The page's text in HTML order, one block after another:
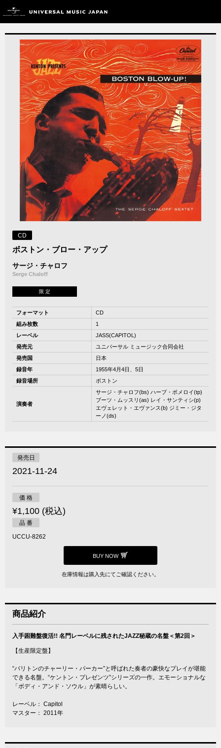
CD
ボストン・ブロー・アップ
サージ・チャロフ
Serge Chaloff
限 定
フォーマット
CD
組み枚数
1
レーベル
JASS(CAPITOL)
発売元
ユニバーサル ミュージック合同会社
発売国
日本
録音年
1955年4月4日、5日
録音場所
ボストン
演奏者
サージ・チャロフ(bs) ハーブ・ポメロイ(tp)
ブーツ・ムッスリ(as) レイ・サンティシ(p)
エヴェレット・エヴァンス(b) ジミー・ジタ
ーノ(ds)
発売日
2021-11-24
価 格
¥1,100 (税込)
品 番
UCCU-8262
BUY NOW
在庫情報は購入先にてご確認ください。
商品紹介
入手困難盤復活!! 名門レーベルに残されたJAZZ秘蔵の名盤＜第2回＞
【生産限定盤】
“バリトンのチャーリー・パーカー”と呼ばれた奏者の豪快なプレイが堪能
できる名盤。“ケントン・プレゼンツ”シリーズの一作。エモーショナルな
「ボディ・アンド・ソウル」が素晴らしい。
レーベル： Capitol
マスター： 2011年